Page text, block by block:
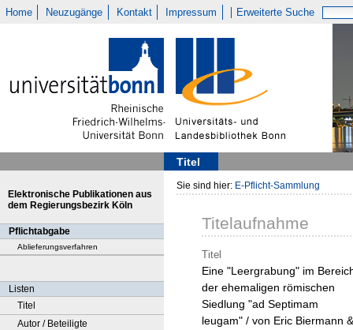
Home Neuzugänge Kontakt Impressum Erweiterte Suche
Titel
Elektronische Publikationen aus
dem Regierungsbezirk Köln
Pflichtabgabe
Ablieferungsverfahren
Listen
Titel
Autor / Beteiligte
Sie sind hier: E-Pflicht-Sammlung
Titelaufnahme
Titel
Eine "Leergrabung" im
der ehemaligen römischen
Siedlung "ad Septimam
leugam" / von Eric Biermann &